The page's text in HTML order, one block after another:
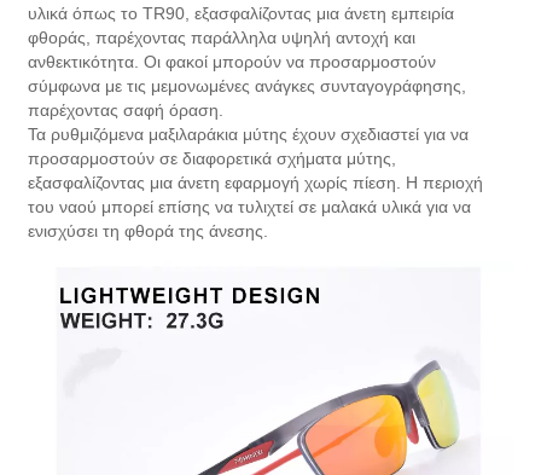
υλικά όπως το TR90, εξασφαλίζοντας μια άνετη εμπειρία
φθοράς, παρέχοντας παράλληλα υψηλή αντοχή και
ανθεκτικότητα. Οι φακοί μπορούν να προσαρμοστούν
σύμφωνα με τις μεμονωμένες ανάγκες συνταγογράφησης,
παρέχοντας σαφή όραση.
Τα ρυθμιζόμενα μαξιλαράκια μύτης έχουν σχεδιαστεί για να
προσαρμοστούν σε διαφορετικά σχήματα μύτης,
εξασφαλίζοντας μια άνετη εφαρμογή χωρίς πίεση. Η περιοχή
του ναού μπορεί επίσης να τυλιχτεί σε μαλακά υλικά για να
ενισχύσει τη φθορά της άνεσης.